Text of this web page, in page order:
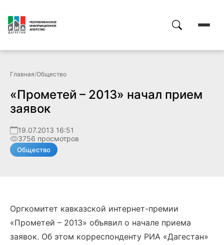
Главная/Общество
«Прометей – 2013» начал прием
заявок
19.07.2013 16:51
3756 просмотров
Общество
Оргкомитет кавказской интернет-премии
«Прометей – 2013» объявил о начале приема
заявок. Об этом корреспонденту РИА «Дагестан»